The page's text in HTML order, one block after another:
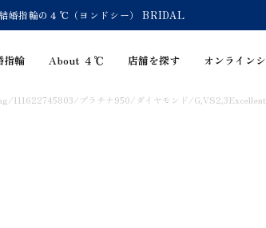
婚指輪の４℃（ヨンドシー） BRIDAL
指輪 About ４℃ 店舗を探す オンライン
111622745803/プラチナ950/ダイヤモンド/